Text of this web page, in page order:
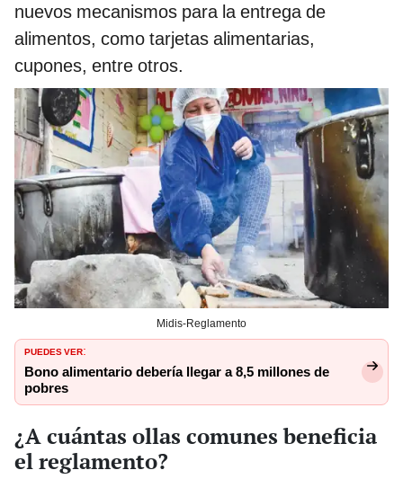
nuevos mecanismos para la entrega de
alimentos, como tarjetas alimentarias,
cupones, entre otros.
Midis-Reglamento
PUEDES VER:
Bono alimentario debería llegar a 8,5 millones de
pobres
¿A cuántas ollas comunes beneficia
el reglamento?